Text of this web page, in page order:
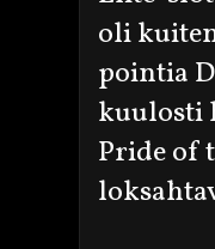
oli
pointia
kuulosti
Pride of